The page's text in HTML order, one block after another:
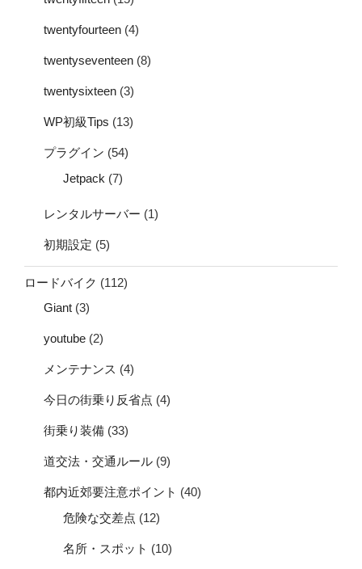
twentyfourteen (4)
twentyseventeen (8)
twentysixteen (3)
WP初級Tips (13)
プラグイン (54)
Jetpack (7)
レンタルサーバー (1)
初期設定 (5)
ロードバイク (112)
Giant (3)
youtube (2)
メンテナンス (4)
今日の街乗り反省点 (4)
街乗り装備 (33)
道交法・交通ルール (9)
都内近郊要注意ポイント (40)
危険な交差点 (12)
名所・スポット (10)